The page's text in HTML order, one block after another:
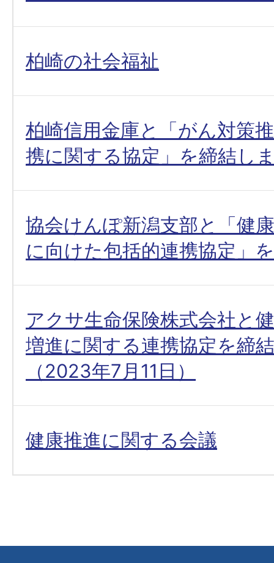
柏崎の社会福祉
柏崎信用金庫と「がん対策
携に関する協定」を締結し
協会けんぽ新潟支部と「健
に向けた包括的連携協定」
アクサ生命保険株式会社と
増進に関する連携協定を締
（2023年7月11日）
健康推進に関する会議